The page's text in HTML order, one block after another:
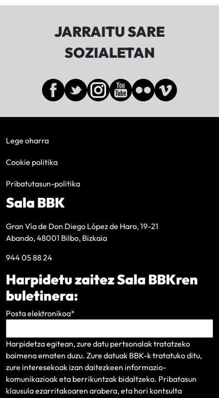
JARRAITU SARE
SOZIALETAN
Lege oharra
Cookie politika
Pribatutasun-politika
Sala BBK
Gran Vía de Don Diego López de Haro, 19-21
Abando, 48001 Bilbo, Bizkaia
944 05 88 24
Harpidetu zaitez Sala BBKren
buletinera:
Posta elektronikoa*
Harpidetza egitean, zure datu pertsonalak tratatzeko
baimena ematen duzu. Zure datuak BBK-k tratatuko ditu,
zure interesekoak izan daitezkeen informazio-
komunikazioak eta berrikuntzak bidaltzeko. Pribatasun
klausulaezarritakoaren arabera, eta hori kontsulta